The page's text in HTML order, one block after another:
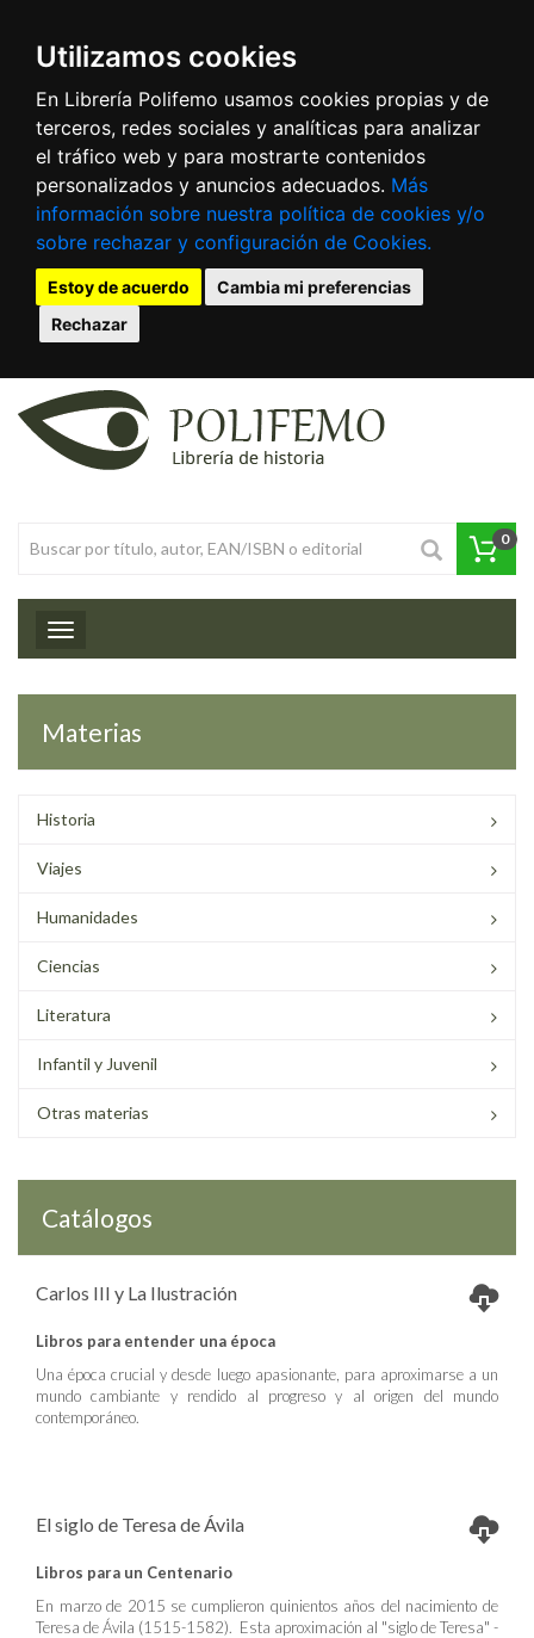
Utilizamos cookies
En Librería Polifemo usamos cookies propias y de
terceros, redes sociales y analíticas para analizar
el tráfico web y para mostrarte contenidos
personalizados y anuncios adecuados. Más
información sobre nuestra política de cookies y/o
sobre rechazar y configuración de Cookies.
Estoy de acuerdo
Cambia mi preferencias
Rechazar
0
Toggle navigation
Materias
Historia
Viajes
Humanidades
Ciencias
Literatura
Infantil y Juvenil
Otras materias
Catálogos
Carlos III y La Ilustración
Libros para entender una época
Una época crucial y desde luego apasionante, para aproximarse a un
mundo cambiante y rendido al progreso y al origen del mundo
contemporáneo.
El siglo de Teresa de Ávila
Libros para un Centenario
En marzo de 2015 se cumplieron quinientos años del nacimiento de
Teresa de Ávila (1515-1582). Esta aproximación al "siglo de Teresa" -